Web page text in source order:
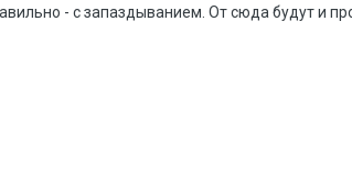
- с запаздыванием. От сюда будут и